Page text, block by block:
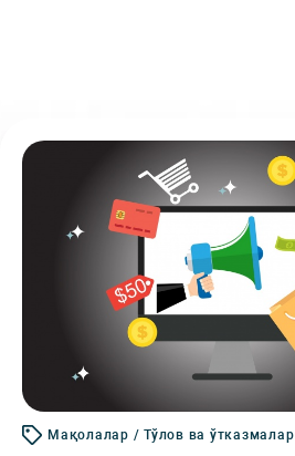
Мақолалар / Тўлов ва ўтказмалар